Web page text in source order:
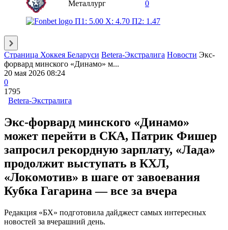
Металлург 0
П1: 5.00 X: 4.70 П2: 1.47
Страница Хоккея Беларуси Betera-Экстралига Новости Экс-
форвард минского «Динамо» м...
20 мая 2026 08:24
0
1795
Betera-Экстралига
Экс-форвард минского «Динамо»
может перейти в СКА, Патрик Фишер
запросил рекордную зарплату, «Лада»
продолжит выступать в КХЛ,
«Локомотив» в шаге от завоевания
Кубка Гагарина — все за вчера
Редакция «БХ» подготовила дайджест самых интересных
новостей за вчерашний день.